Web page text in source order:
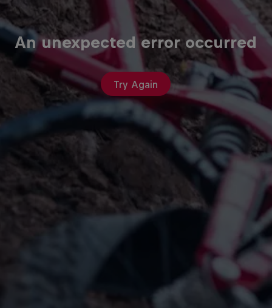
An unexpected error occurred
Try Again